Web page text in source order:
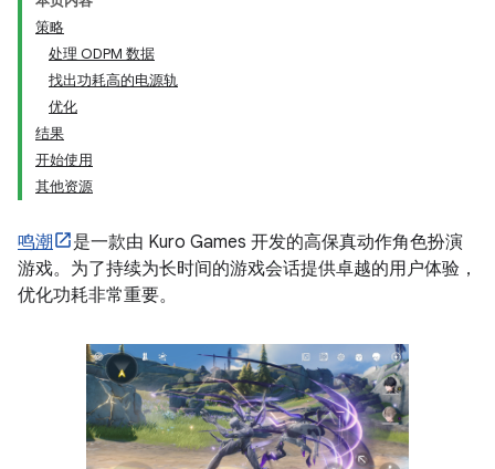
策略
处理 ODPM 数据
找出功耗高的电源轨
优化
结果
开始使用
其他资源
鸣潮
是一款由 Kuro Games 开发的高保真动作角色扮演
游戏。为了持续为长时间的游戏会话提供卓越的用户体验，
优化功耗非常重要。